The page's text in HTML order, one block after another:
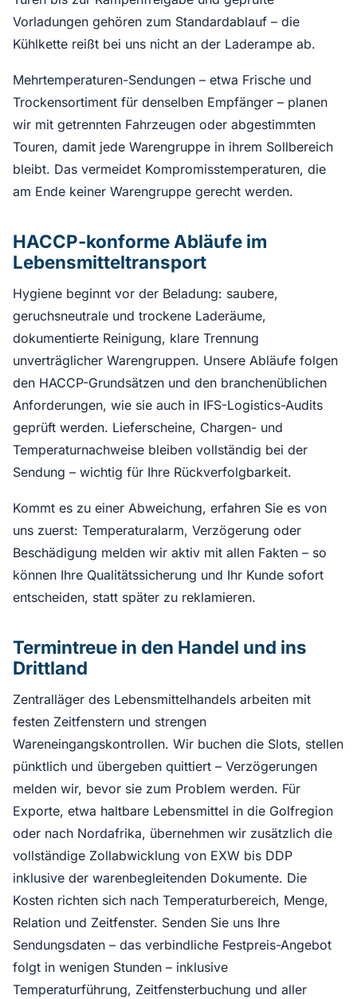
Vorladungen gehören zum Standardablauf – die
Kühlkette reißt bei uns nicht an der Laderampe ab.
Mehrtemperaturen-Sendungen – etwa Frische und
Trockensortiment für denselben Empfänger – planen
wir mit getrennten Fahrzeugen oder abgestimmten
Touren, damit jede Warengruppe in ihrem Sollbereich
bleibt. Das vermeidet Kompromisstemperaturen, die
am Ende keiner Warengruppe gerecht werden.
HACCP-konforme Abläufe im
Lebensmitteltransport
Hygiene beginnt vor der Beladung: saubere,
geruchsneutrale und trockene Laderäume,
dokumentierte Reinigung, klare Trennung
unverträglicher Warengruppen. Unsere Abläufe folgen
den HACCP-Grundsätzen und den branchenüblichen
Anforderungen, wie sie auch in IFS-Logistics-Audits
geprüft werden. Lieferscheine, Chargen- und
Temperaturnachweise bleiben vollständig bei der
Sendung – wichtig für Ihre Rückverfolgbarkeit.
Kommt es zu einer Abweichung, erfahren Sie es von
uns zuerst: Temperaturalarm, Verzögerung oder
Beschädigung melden wir aktiv mit allen Fakten – so
können Ihre Qualitätssicherung und Ihr Kunde sofort
entscheiden, statt später zu reklamieren.
Termintreue in den Handel und ins
Drittland
Zentralläger des Lebensmittelhandels arbeiten mit
festen Zeitfenstern und strengen
Wareneingangskontrollen. Wir buchen die Slots, stellen
pünktlich und übergeben quittiert – Verzögerungen
melden wir, bevor sie zum Problem werden. Für
Exporte, etwa haltbare Lebensmittel in die Golfregion
oder nach Nordafrika, übernehmen wir zusätzlich die
vollständige Zollabwicklung von EXW bis DDP
inklusive der warenbegleitenden Dokumente. Die
Kosten richten sich nach Temperaturbereich, Menge,
Relation und Zeitfenster. Senden Sie uns Ihre
Sendungsdaten – das verbindliche Festpreis-Angebot
folgt in wenigen Stunden – inklusive
Temperaturführung, Zeitfensterbuchung und aller